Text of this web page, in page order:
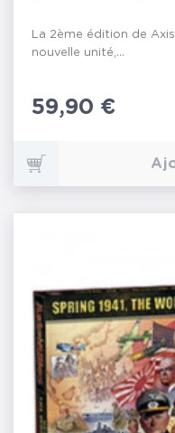
La 2ème édition de
nouvelle unité,...
Prix
59,90 €